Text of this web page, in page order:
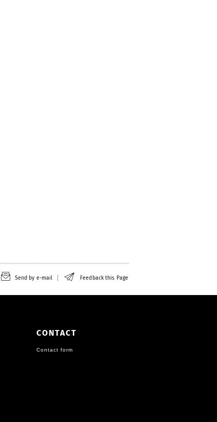
Send by e-mail Feedback this Page
CONTACT
Contact form